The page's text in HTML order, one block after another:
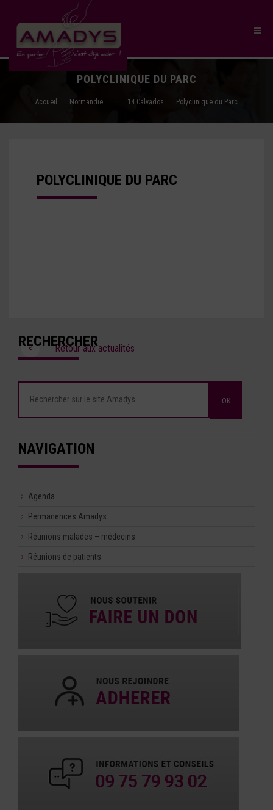
POLYCLINIQUE DU PARC
Accueil Normandie 14 Calvados Polyclinique du Parc
POLYCLINIQUE DU PARC
< Retour aux actualités
RECHERCHER
NAVIGATION
Agenda
Permanences Amadys
Réunions malades – médecins
Réunions de patients